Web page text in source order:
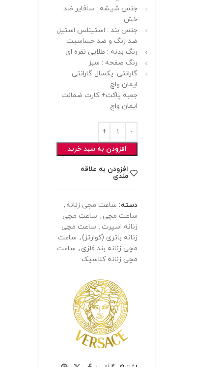
جنس شیشه : سافایر ضد
خش
جنس بند : استینلس استیل
ضد زنگ و ضد حساسیت
رنگ بدنه : طلایی نقره ای
رنگ صفحه : سبز
گارانتی: یکسال گارانتی
ایمان واچ
جعبه پاکت+ کارت ضمانت
ایمان واچ
افزودن به سبد خرید
افزودن به علاقه
مندی
دسته: ساعت مچی زنانه ,
ساعت مچی , ساعت مچی
زنانه اسپرت , ساعت مچی
زنانه باتری (کوارتز), ساعت
مچی زنانه بند فلزی , ساعت
مچی زنانه کلاسیک